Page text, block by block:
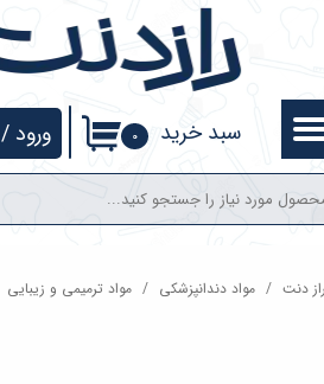
۰ سبد خرید ورود /
حساب کاربری من
تغییر گذر واژه
سفارشات
خروج از حساب کاربری
دنت مواد دندانپزشکی مواد ترمیمی و زیبایی